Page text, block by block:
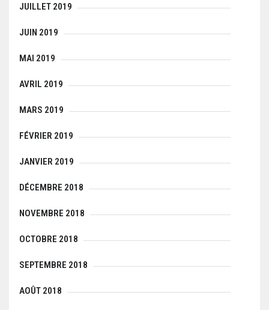
JUILLET 2019
JUIN 2019
MAI 2019
AVRIL 2019
MARS 2019
FÉVRIER 2019
JANVIER 2019
DÉCEMBRE 2018
NOVEMBRE 2018
OCTOBRE 2018
SEPTEMBRE 2018
AOÛT 2018